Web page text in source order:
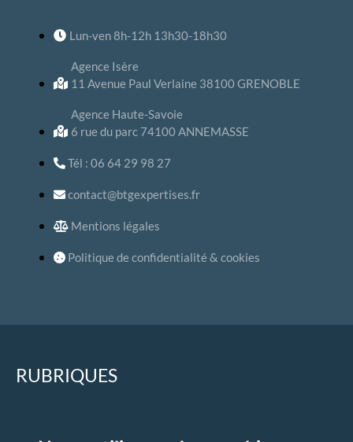
Lun-ven 8h-12h 13h30-18h30
Agence Isère
11 Avenue Paul Verlaine 38100 GRENOBLE
Agence Haute-Savoie
6 rue du parc 74100 ANNEMASSE
Tél : 06 64 29 98 27
contact@btgexpertises.fr
Mentions légales
Politique de confidentialité & cookies
RUBRIQUES